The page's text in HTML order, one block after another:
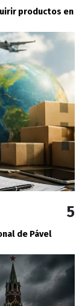
productos en
5
de Pável